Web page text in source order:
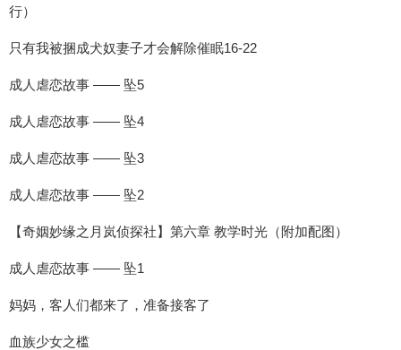
行）
只有我被捆成犬奴妻子才会解除催眠16-22
成人虐恋故事 —— 坠5
成人虐恋故事 —— 坠4
成人虐恋故事 —— 坠3
成人虐恋故事 —— 坠2
【奇姻妙缘之月岚侦探社】第六章 教学时光（附加配图）
成人虐恋故事 —— 坠1
妈妈，客人们都来了，准备接客了
血族少女之槛